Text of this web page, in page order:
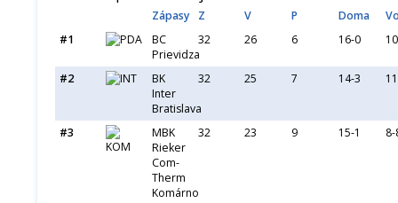
Zápasy Z V P Doma
#1
BC
Prievidza
32 26 6 16-0
#2
BK
Inter
Bratislava
32 25 7 14-3
#3
MBK
Rieker
Com-
Therm
Komárno
32 23 9 15-1